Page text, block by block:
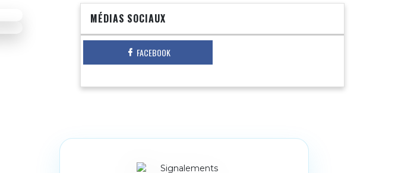
MÉDIAS SOCIAUX
FACEBOOK